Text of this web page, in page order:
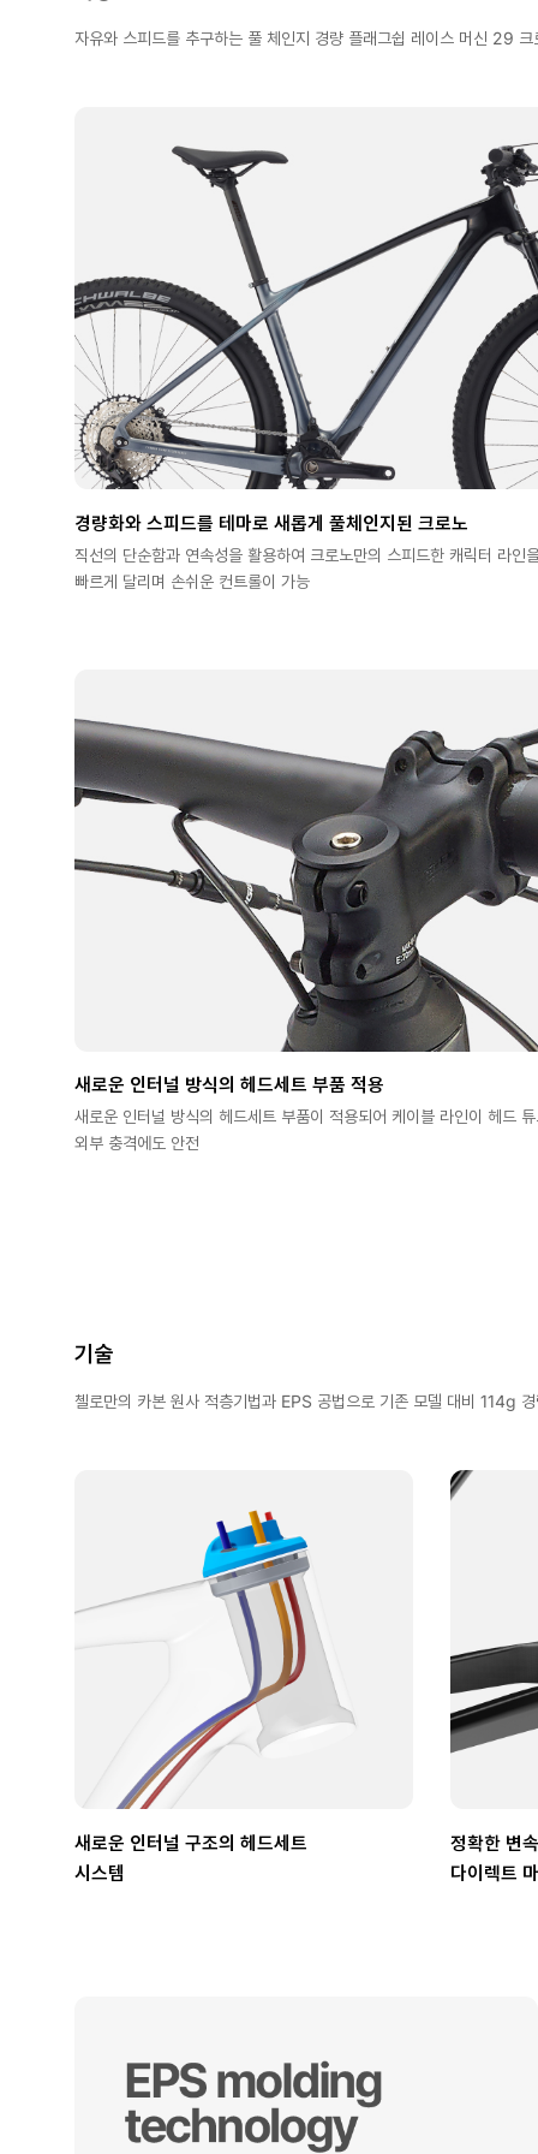
자유와 스피드를 추구하는 풀 체인지 경량 플래그쉽 레이스 머신 29 크
경량화와 스피드를 테마로 새롭게 풀체인지된 크로노
직선의 단순함과 연속성을 활용하여 크로노만의 스피드한 캐릭터 라인
빠르게 달리며 손쉬운 컨트롤이 가능
새로운 인터널 방식의 헤드세트 부품 적용
새로운 인터널 방식의 헤드세트 부품이 적용되어 케이블 라인이 헤드
외부 충격에도 안전
기술
첼로만의 카본 원사 적층기법과 EPS 공법으로 기존 모델 대비 114g
새로운 인터널 구조의 헤드세트
시스템
정확한 변
다이렉트